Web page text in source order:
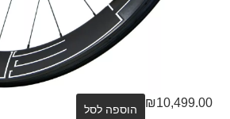
₪10,499.00 הוספה לסל